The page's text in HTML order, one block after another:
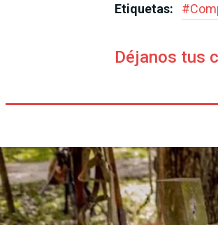
Etiquetas: #
Déjanos tus